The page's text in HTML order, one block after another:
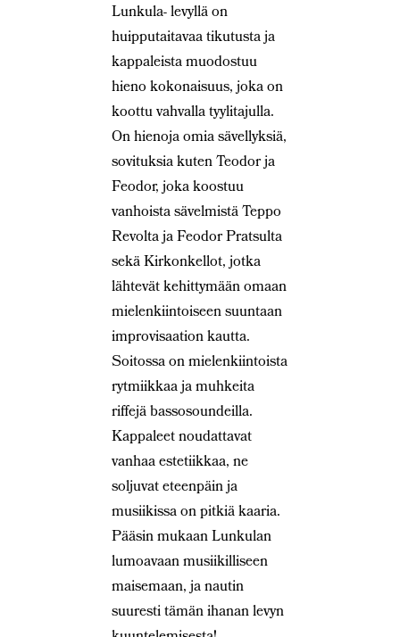
Lunkula- levyllä on
huipputaitavaa tikutusta ja
kappaleista muodostuu
hieno kokonaisuus, joka on
koottu vahvalla tyylitajulla.
On hienoja omia sävellyksiä,
sovituksia kuten Teodor ja
Feodor, joka koostuu
vanhoista sävelmistä Teppo
Revolta ja Feodor Pratsulta
sekä Kirkonkellot, jotka
lähtevät kehittymään omaan
mielenkiintoiseen suuntaan
improvisaation kautta.
Soitossa on mielenkiintoista
rytmiikkaa ja muhkeita
riffejä bassosoundeilla.
Kappaleet noudattavat
vanhaa estetiikkaa, ne
soljuvat eteenpäin ja
musiikissa on pitkiä kaaria.
Pääsin mukaan Lunkulan
lumoavaan musiikilliseen
maisemaan, ja nautin
suuresti tämän ihanan levyn